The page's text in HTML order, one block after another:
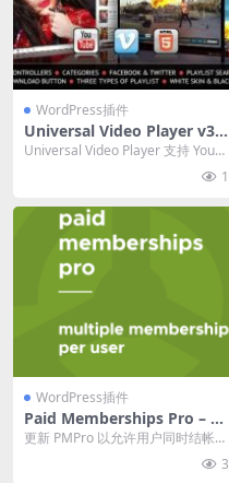
WordPress插件
Universal Video Player v3.
8.6 – 视频播放器WordPress
Universal Video Player 支持 YouTu
1
WordPress插件
Paid Memberships Pro – M
ultiple Memberships per U
更新 PMPro 以允许用户同时结帐和
3